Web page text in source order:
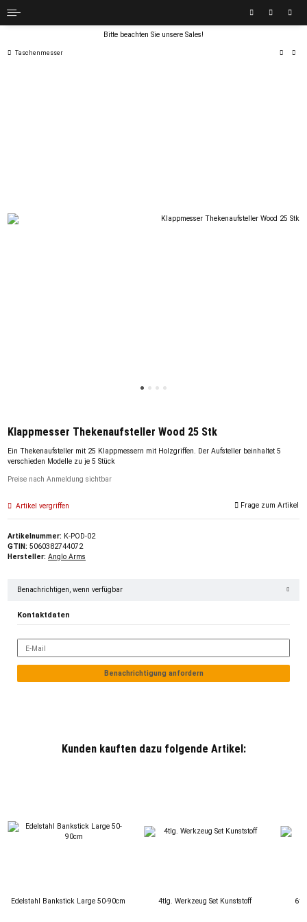
Bitte beachten Sie unsere Sales!
Taschenmesser
Klappmesser Thekenaufsteller Wood 25 Stk
Ein Thekenaufsteller mit 25 Klappmessern mit Holzgriffen. Der Aufsteller beinhaltet 5
verschieden Modelle zu je 5 Stück
Preise nach Anmeldung sichtbar
Artikel vergriffen Frage zum Artikel
Artikelnummer: K-POD-02
GTIN: 5060382744072
Hersteller: Anglo Arms
Benachrichtigen, wenn verfügbar
Kontaktdaten
E-Mail
Benachrichtigung anfordern
Kunden kauften dazu folgende Artikel:
Edelstahl Bankstick Large 50-90cm 4tlg. Werkzeug Set Kunststoff